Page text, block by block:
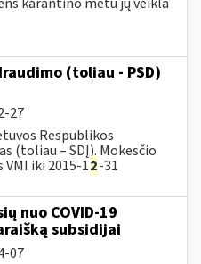
(toliau - PSD)
27
Respublikos
(toliau – SDĮ). Mokesčio
iki 2015-12-31
nuo COVID-19
subsidijai
07